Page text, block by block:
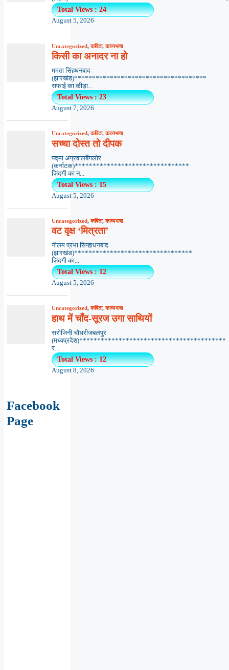
Total Views : 24
August 5, 2026
Uncategorized,कविता,काव्यभाषा
किसी का अनादर ना हो
ममता सिंहधनबाद
(झारखंड)*************************************
सफाई का कीड़ा...
Total Views : 23
August 7, 2026
Uncategorized,कविता,काव्यभाषा
सच्चा दोस्त तो दीपक
पद्मा अग्रवालबैंगलोर
(कर्नाटक)********************************
ज़िंदगी का न...
Total Views : 15
August 5, 2026
Uncategorized,कविता,काव्यभाषा
वट वृक्ष ‘मित्रता’
नीलम प्रभा सिन्हाधनबाद
(झारखंड)*********************************
ज़िंदगी का...
Total Views : 12
August 5, 2026
Uncategorized,कविता,काव्यभाषा
हाथ में चाँद-सूरज उगा साथियों
सरोजिनी चौधरीजबलपुर
(मध्यप्रदेश)*****************************************
र...
Total Views : 12
August 8, 2026
Facebook
Page